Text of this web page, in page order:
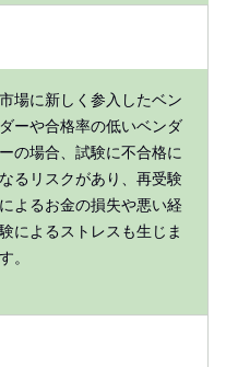
市場に新しく参入したベン
ダーや合格率の低いベンダ
ーの場合、試験に不合格に
なるリスクがあり、再受験
によるお金の損失や悪い経
験によるストレスも生じま
す。